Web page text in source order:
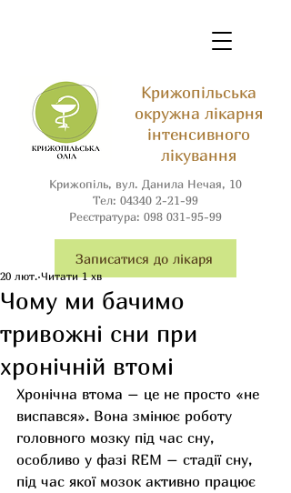
Крижопільська
окружна лікарня
інтенсивного
лікування
Крижопіль, вул. Данила Нечая, 10
Тел: 04340 2-21-99
Реєстратура: 098 031-95-99
Записатися до лікаря
Чому ми бачимо
тривожні сни при
хронічній втомі
20 лют. Читати 1 хв
Хронічна втома – це не просто «не
виспався». Вона змінює роботу
головного мозку під час сну,
особливо у фазі REM – стадії сну,
під час якої мозок активно працює